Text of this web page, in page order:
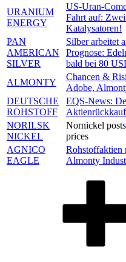
URANIUM
ENERGY
US-Uran-
Fahrt auf:
Katalysatoren!
PAN
AMERICAN
SILVER
Silber arbeitet
Prognose:
bald bei 80
ALMONTY
Chancen &
Adobe,
DEUTSCHE
ROHSTOFF
EQS-News:
NORILSK
NICKEL
Nornickel
prices
AGNICO
EAGLE
Rohstoffaktien
Almonty